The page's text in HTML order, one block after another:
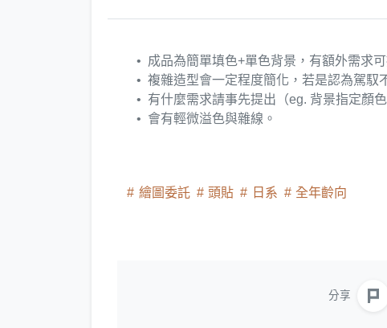
成品為簡單填色+單色背景，有額外需求
複雜造型會一定程度簡化，若是認為駕馭
有什麼需求請事先提出（eg. 背景指定顏
會有輕微溢色與雜線。
繪圖委託 頭貼 日系 全年齡向
分享